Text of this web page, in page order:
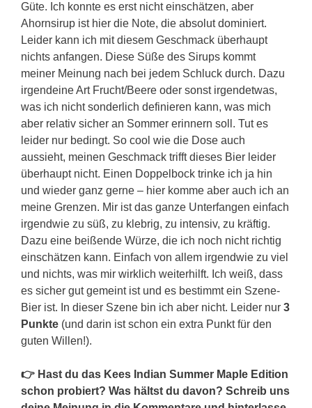
Güte. Ich konnte es erst nicht einschätzen, aber
Ahornsirup ist hier die Note, die absolut dominiert.
Leider kann ich mit diesem Geschmack überhaupt
nichts anfangen. Diese Süße des Sirups kommt
meiner Meinung nach bei jedem Schluck durch. Dazu
irgendeine Art Frucht/Beere oder sonst irgendetwas,
was ich nicht sonderlich definieren kann, was mich
aber relativ sicher an Sommer erinnern soll. Tut es
leider nur bedingt. So cool wie die Dose auch
aussieht, meinen Geschmack trifft dieses Bier leider
überhaupt nicht. Einen Doppelbock trinke ich ja hin
und wieder ganz gerne – hier komme aber auch ich an
meine Grenzen. Mir ist das ganze Unterfangen einfach
irgendwie zu süß, zu klebrig, zu intensiv, zu kräftig.
Dazu eine beißende Würze, die ich noch nicht richtig
einschätzen kann. Einfach von allem irgendwie zu viel
und nichts, was mir wirklich weiterhilft. Ich weiß, dass
es sicher gut gemeint ist und es bestimmt ein Szene-
Bier ist. In dieser Szene bin ich aber nicht. Leider nur 3
Punkte (und darin ist schon ein extra Punkt für den
guten Willen!).
👉 Hast du das Kees Indian Summer Maple Edition
schon probiert? Was hältst du davon? Schreib uns